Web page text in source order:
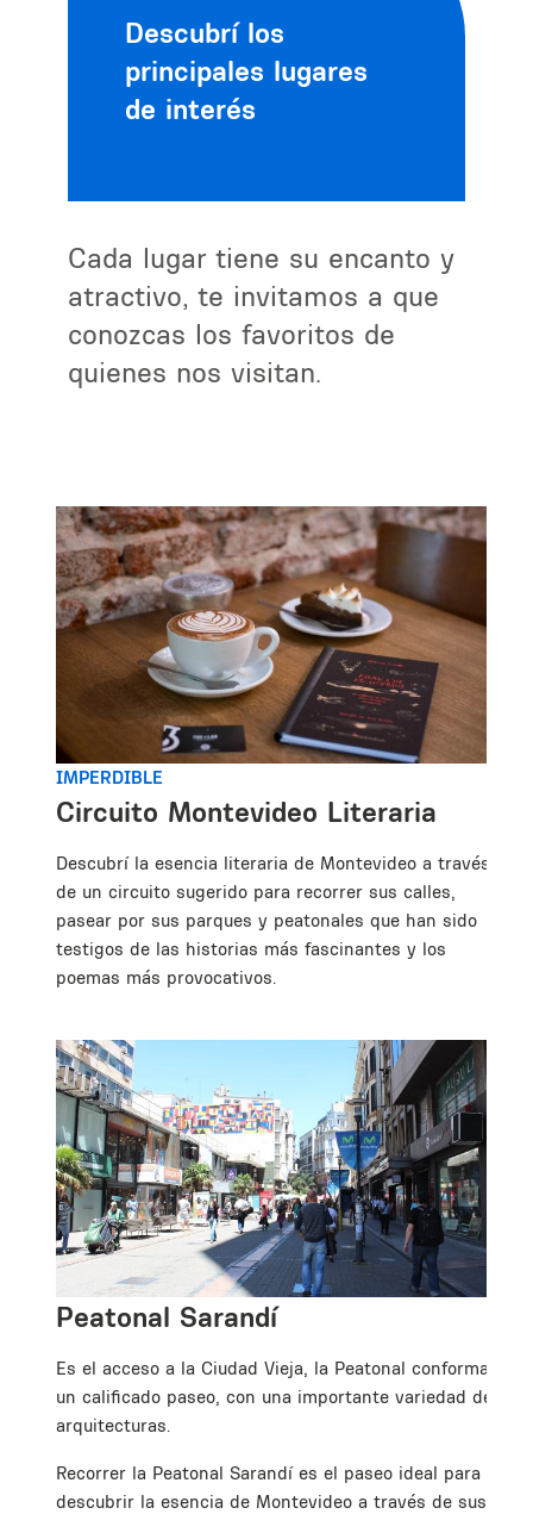
Descubrí los
principales lugares
de interés
Cada lugar tiene su encanto y
atractivo, te invitamos a que
conozcas los favoritos de
quienes nos visitan.
IMPERDIBLE
Circuito Montevideo Literaria
Descubrí la esencia literaria de Montevideo a través
de un circuito sugerido para recorrer sus calles,
pasear por sus parques y peatonales que han sido
testigos de las historias más fascinantes y los
poemas más provocativos.
Peatonal Sarandí
Es el acceso a la Ciudad Vieja, la Peatonal conforma
un calificado paseo, con una importante variedad de
arquitecturas.
Recorrer la Peatonal Sarandí es el paseo ideal para
descubrir la esencia de Montevideo a través de sus